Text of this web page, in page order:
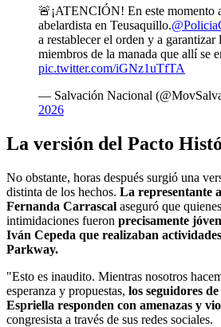
🚨¡ATENCIÓN! En este momento
abelardista en Teusaquillo.
a restablecer el orden y a garantizar
miembros de la manada que allí se
pic.twitter.com/iGNz1uTfTA
— Salvación Nacional
2026
La versión del Pacto
No obstante, horas después surgió una
distinta de los hechos. La representante
Fernanda Carrascal aseguró que
intimidaciones fueron precisamente
Iván Cepeda que realizaban
Parkway.
"Esto es inaudito. Mientras nosotros
esperanza y propuestas, los seguidores
Espriella responden con amenazas y
congresista a través de sus redes sociales.